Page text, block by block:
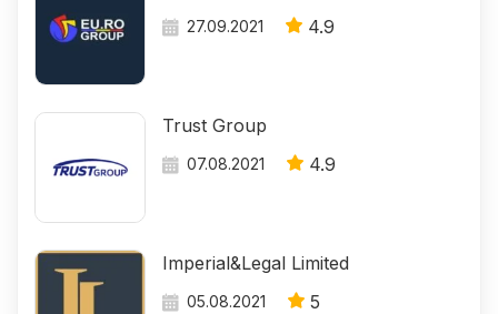
27.09.2021 4.9
Trust Group
07.08.2021 4.9
Imperial&Legal Limited
05.08.2021 5